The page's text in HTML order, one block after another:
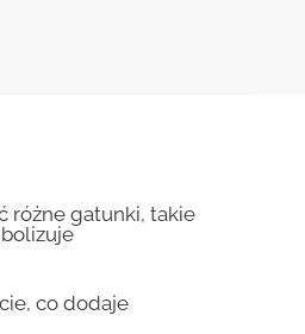
różne gatunki, takie
co dodaje